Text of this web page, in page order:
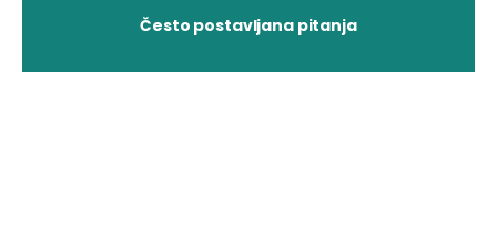
Često postavljana pitanja